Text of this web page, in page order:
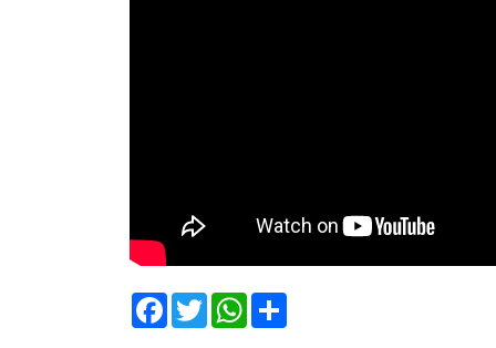
Facebook
TwitterWhatsApp